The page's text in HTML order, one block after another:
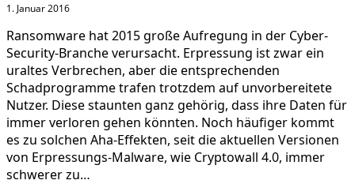
1. Januar 2016
Ransomware hat 2015 große Aufregung in der Cyber-
Security-Branche verursacht. Erpressung ist zwar ein
uraltes Verbrechen, aber die entsprechenden
Schadprogramme trafen trotzdem auf unvorbereitete
Nutzer. Diese staunten ganz gehörig, dass ihre Daten für
immer verloren gehen könnten. Noch häufiger kommt
es zu solchen Aha-Effekten, seit die aktuellen Versionen
von Erpressungs-Malware, wie Cryptowall 4.0, immer
schwerer zu…